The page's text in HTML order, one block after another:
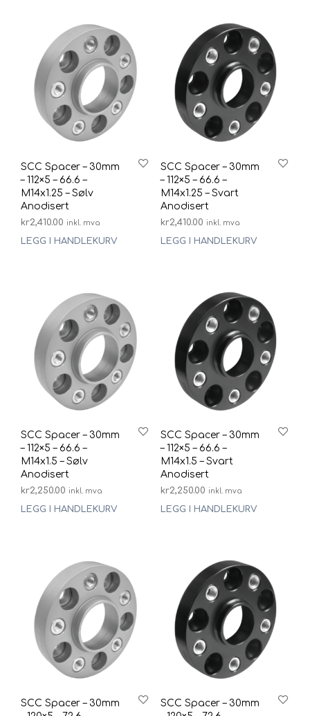
SCC Spacer – 30mm
– 112×5 – 66.6 –
M14x1.25 – Sølv
Anodisert
kr2,410.00 inkl. mva
LEGG I HANDLEKURV
SCC Spacer – 30mm
– 112×5 – 66.6 –
M14x1.25 – Svart
Anodisert
kr2,410.00 inkl. mva
LEGG I HANDLEKURV
SCC Spacer – 30mm
– 112×5 – 66.6 –
M14x1.5 – Sølv
Anodisert
kr2,250.00 inkl. mva
LEGG I HANDLEKURV
SCC Spacer – 30mm
– 112×5 – 66.6 –
M14x1.5 – Svart
Anodisert
kr2,250.00 inkl. mva
LEGG I HANDLEKURV
SCC Spacer – 30mm
SCC Spacer – 30mm